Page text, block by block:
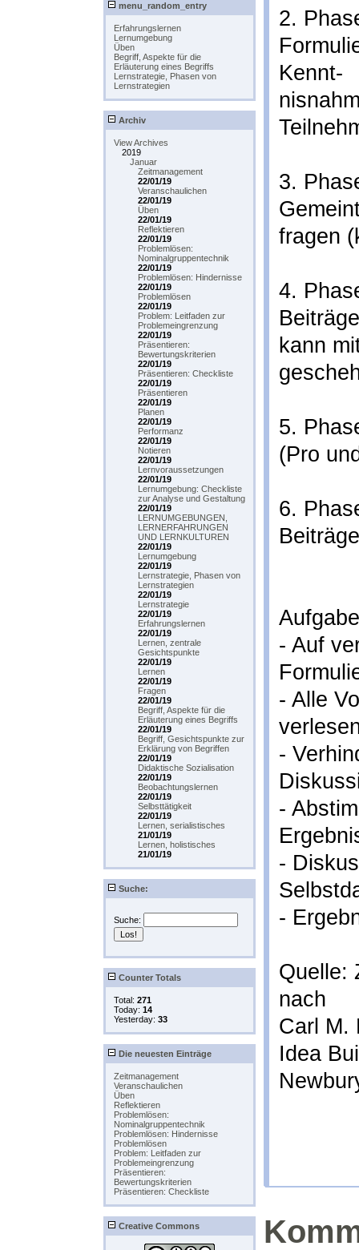
menu_random_entry
Erfahrungslernen
Lernumgebung
Üben
Begriff, Aspekte für die
Erläuterung eines Begriffs
Lernstrategie, Phasen von
Lernstrategien
Archiv
View Archives
2019
Januar
Zeitmanagement
22/01/19
Veranschaulichen
22/01/19
Üben
22/01/19
Reflektieren
22/01/19
Problemlösen:
Nominalgruppentechnik
22/01/19
Problemlösen: Hindernisse
22/01/19
Problemlösen
22/01/19
Problem: Leitfaden zur
Problemeingrenzung
22/01/19
Präsentieren:
Bewertungskriterien
22/01/19
Präsentieren: Checkliste
22/01/19
Präsentieren
22/01/19
Planen
22/01/19
Performanz
22/01/19
Notieren
22/01/19
Lernvoraussetzungen
22/01/19
Lernumgebung: Checkliste
zur Analyse und Gestaltung
22/01/19
LERNUMGEBUNGEN,
LERNERFAHRUNGEN
UND LERNKULTUREN
22/01/19
Lernumgebung
22/01/19
Lernstrategie, Phasen von
Lernstrategien
22/01/19
Lernstrategie
22/01/19
Erfahrungslernen
22/01/19
Lernen, zentrale
Gesichtspunkte
22/01/19
Lernen
22/01/19
Fragen
22/01/19
Begriff, Aspekte für die
Erläuterung eines Begriffs
22/01/19
Begriff, Gesichtspunkte zur
Erklärung von Begriffen
22/01/19
Didaktische Sozialisation
22/01/19
Beobachtungslernen
22/01/19
Selbsttätigkeit
22/01/19
Lernen, serialistisches
21/01/19
Lernen, holistisches
21/01/19
Suche:
Suche:
Counter Totals
Total: 271
Today: 14
Yesterday: 33
Die neuesten Einträge
Zeitmanagement
Veranschaulichen
Üben
Reflektieren
Problemlösen:
Nominalgruppentechnik
Problemlösen: Hindernisse
Problemlösen
Problem: Leitfaden zur
Problemeingrenzung
Präsentieren:
Bewertungskriterien
Präsentieren: Checkliste
Creative Commons
2.
Kennt-
3.
fragen
4.
kann
5.
(Pro
6.
- Auf
- Alle
-
-
-
-
Quelle:
nach
Carl M.
Idea